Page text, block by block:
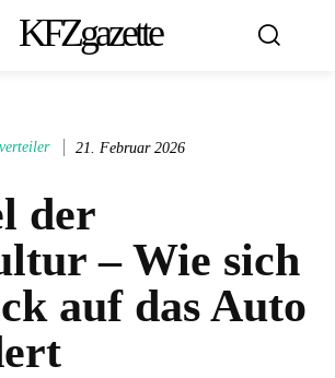
KFZgazette
21. Februar 2026
der
– Wie sich
auf das Auto